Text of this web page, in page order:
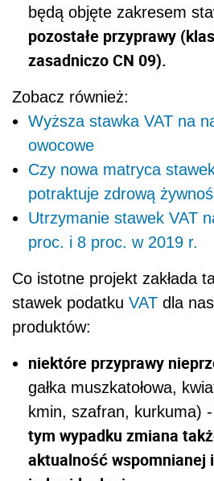
będą objęte zakresem
pozostałe przyprawy
zasadniczo CN 09).
Zobacz również:
Wyższa stawka VAT na
owocowe
Czy nowa matryca
potraktuje zdrową
Utrzymanie stawek VAT
proc. i 8 proc. w 2019 r.
Co istotne projekt zakłada
stawek podatku VAT dla
produktów:
niektóre przyprawy
gałka muszkatołowa,
kmin, szafran, kurkuma) -
tym wypadku zmiana
aktualność wspomnianej